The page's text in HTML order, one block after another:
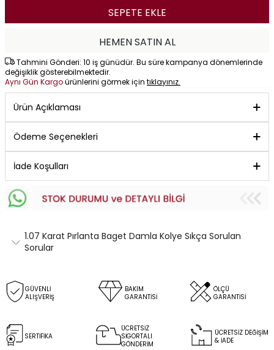
SEPETE EKLE
HEMEN SATIN AL
Tahmini Gönderi: 10 iş günüdür. Bu süre kampanya dönemlerinde
değişiklik gösterebilmektedir.
Aynı Gün Kargoürünlerini görmek için tıklayınız.
Ürün Açıklaması
Ödeme Seçenekleri
İade Koşulları
1.07 Karat Pırlanta Baget Damla Kolye Sıkça Sorulan
Sorular
GÜVENLİ
ALIŞVERİŞ
BAKIM
GARANTİSİ
ÖLÇÜ
GARANTİSİ
SERTİFİKA
ÜCRETSİZ
SİGORTALI
GÖNDERİM
ÜCRETSİZ DEĞİŞİM
& İADE